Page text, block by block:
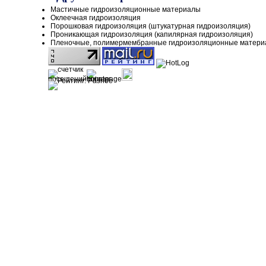
Мастичные гидроизоляционные материалы
Оклеечная гидроизоляция
Порошковая гидроизоляция (штукатурная гидроизоляция)
Проникающая гидроизоляция (капилярная гидроизоляция)
Пленочные, полимермембранные гидроизоляционные